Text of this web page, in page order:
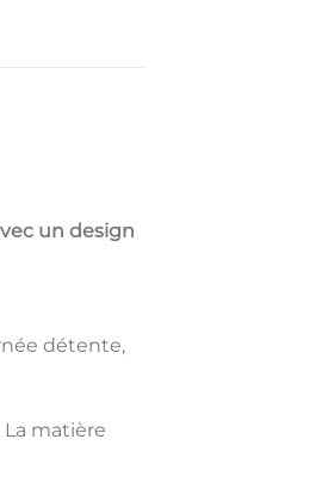
un design
détente,
matière